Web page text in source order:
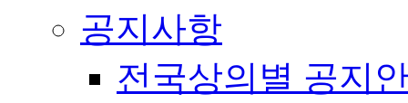
공지사항
전국상의별 공지